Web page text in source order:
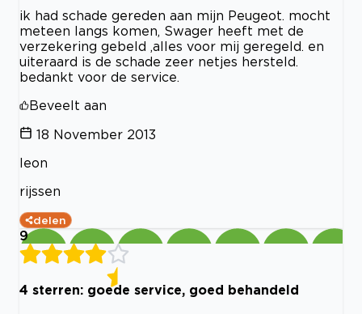
ik had schade gereden aan mijn Peugeot. mocht
meteen langs komen, Swager heeft met de
verzekering gebeld ,alles voor mij geregeld. en
uiteraard is de schade zeer netjes hersteld.
bedankt voor de service.
Beveelt aan
18 November 2013
leon
rijssen
delen
9
4 sterren: goede service, goed behandeld